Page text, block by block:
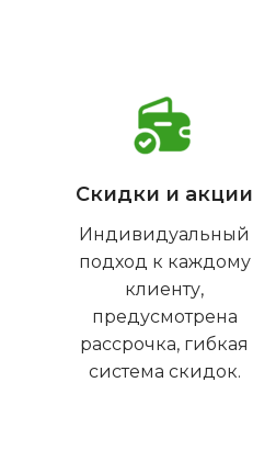
Скидки и акции
Индивидуальный
подход к каждому
клиенту,
предусмотрена
рассрочка, гибкая
система скидок.